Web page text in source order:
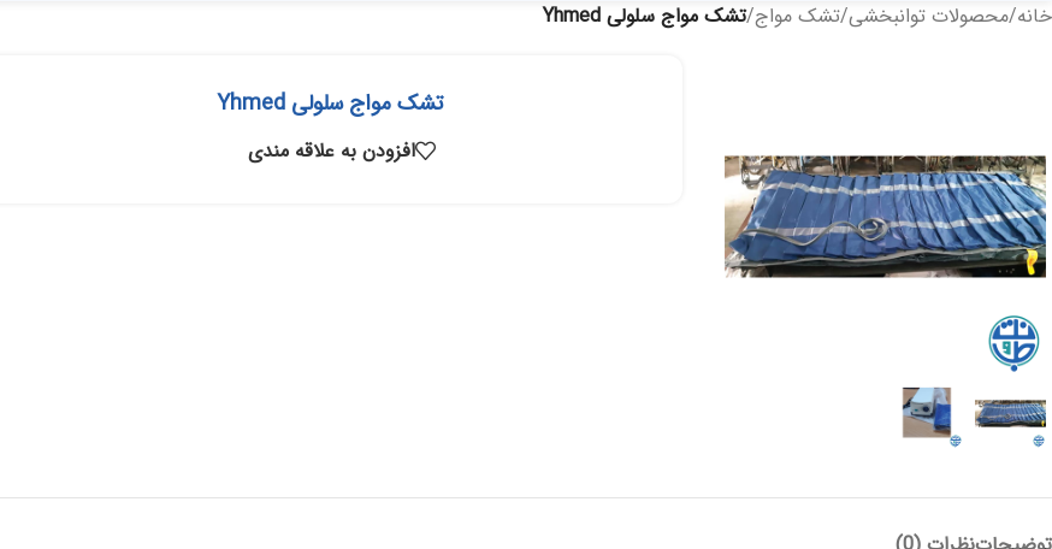
پانسمان آلژینات
هیدروکلوئید
خانه/محصولات توانبخشی/تشک مواج/تشک مواج سلولی Yhmed
تشک مواج سلولی Yhmed
افزودن به علاقه مندی